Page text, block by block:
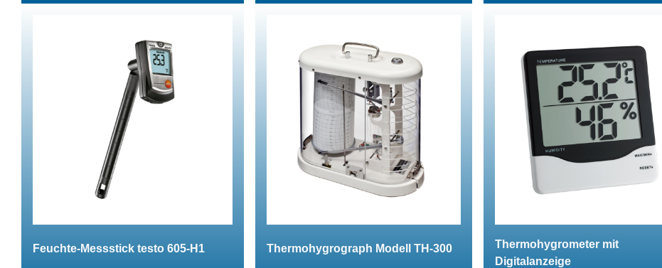
Feuchte-Messstick testo 605-H1 Thermohygrograph Modell TH-300
Thermohygrometer mit
Digitalanzeige